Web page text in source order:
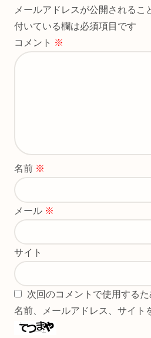
メールアドレスが公開されるこ
付いている欄は必須項目です
コメント ※
名前 ※
メール ※
サイト
次回のコメントで使用する
名前、メールアドレス、サイト